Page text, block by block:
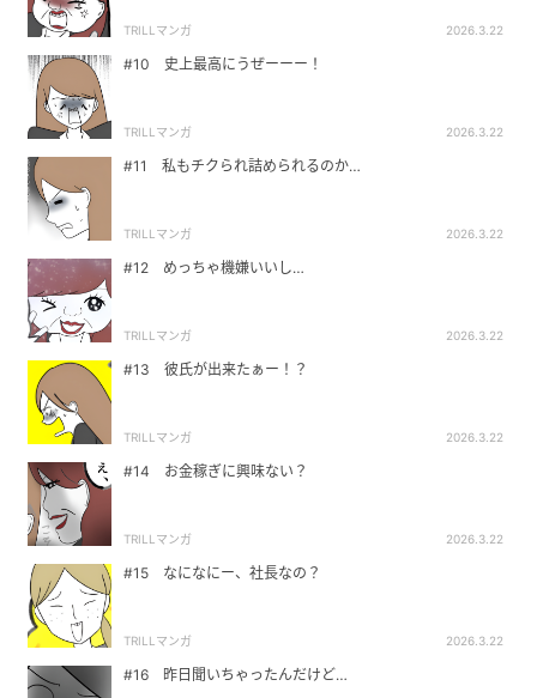
TRILLマンガ 2026.3.22
#10 史上最高にうぜーーー！
TRILLマンガ 2026.3.22
#11 私もチクられ詰められるのか…
TRILLマンガ 2026.3.22
#12 めっちゃ機嫌いいし…
TRILLマンガ 2026.3.22
#13 彼氏が出来たぁー！？
TRILLマンガ 2026.3.22
#14 お金稼ぎに興味ない？
TRILLマンガ 2026.3.22
#15 なになにー、社長なの？
TRILLマンガ 2026.3.22
#16 昨日聞いちゃったんだけど…